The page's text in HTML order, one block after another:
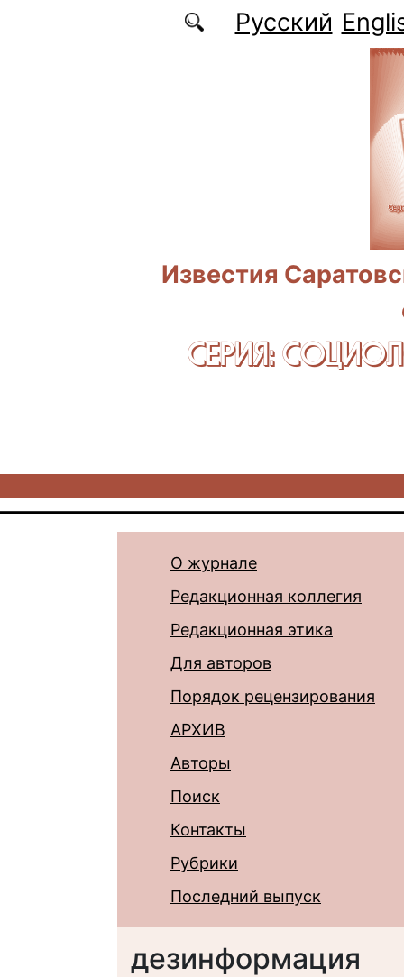
Перейти к основному содержаниюРусский
Известия
СЕРИЯ:
О журнале
Редакционная коллегия
Редакционная этика
Для авторов
Порядок рецензирования
АРХИВ
Авторы
Поиск
Контакты
Рубрики
Последний выпуск
дезинформация